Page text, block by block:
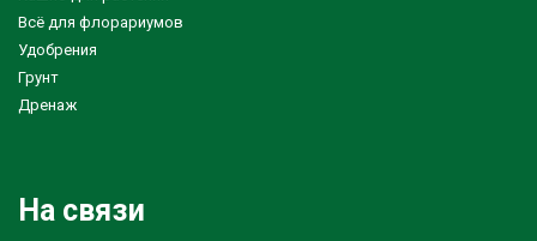
Всё для флорариумов
Удобрения
Грунт
Дренаж
На связи